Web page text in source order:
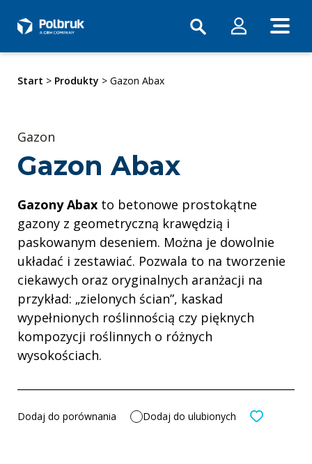
Start > Produkty > Gazon Abax
Gazon
Gazon Abax
Gazony Abax to betonowe prostokątne
gazony z geometryczną krawędzią i
paskowanym deseniem. Można je dowolnie
układać i zestawiać. Pozwala to na tworzenie
ciekawych oraz oryginalnych aranżacji na
przykład: „zielonych ścian”, kaskad
wypełnionych roślinnością czy pięknych
kompozycji roślinnych o różnych
wysokościach.
Dodaj do porównania Dodaj do ulubionych